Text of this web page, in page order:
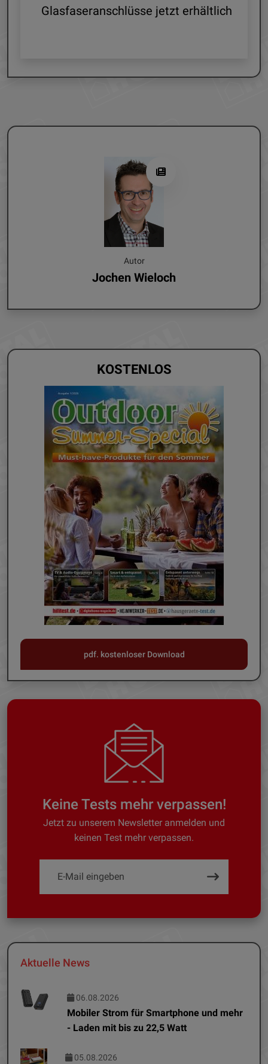
Glasfaseranschlüsse jetzt erhältlich
Autor
Jochen Wieloch
KOSTENLOS
pdf. kostenloser Download
Keine Tests mehr verpassen!
Jetzt zu unserem Newsletter anmelden und
keinen Test mehr verpassen.
Aktuelle News
06.08.2026
Mobiler Strom für Smartphone und mehr
- Laden mit bis zu 22,5 Watt
05.08.2026